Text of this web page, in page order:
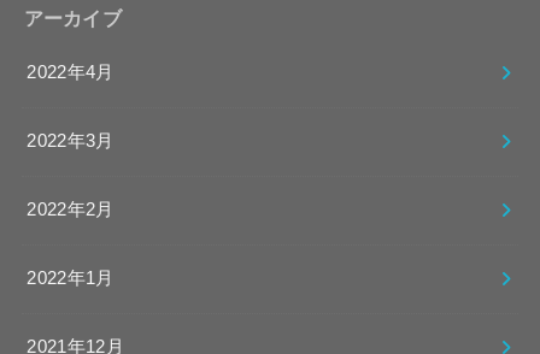
アーカイブ
2022年4月
2022年3月
2022年2月
2022年1月
2021年12月